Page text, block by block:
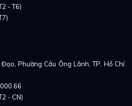
- T6)
Phường Cầu Ông Lãnh, TP. Hồ Chí
- CN)